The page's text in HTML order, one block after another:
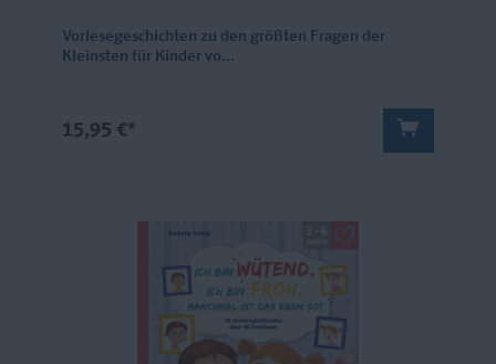
Vorlesegeschichten zu den größten Fragen der
Kleinsten für Kinder vo...
15,95 €*